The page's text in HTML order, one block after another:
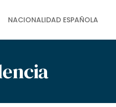
NACIONALIDAD ESPAÑOLA